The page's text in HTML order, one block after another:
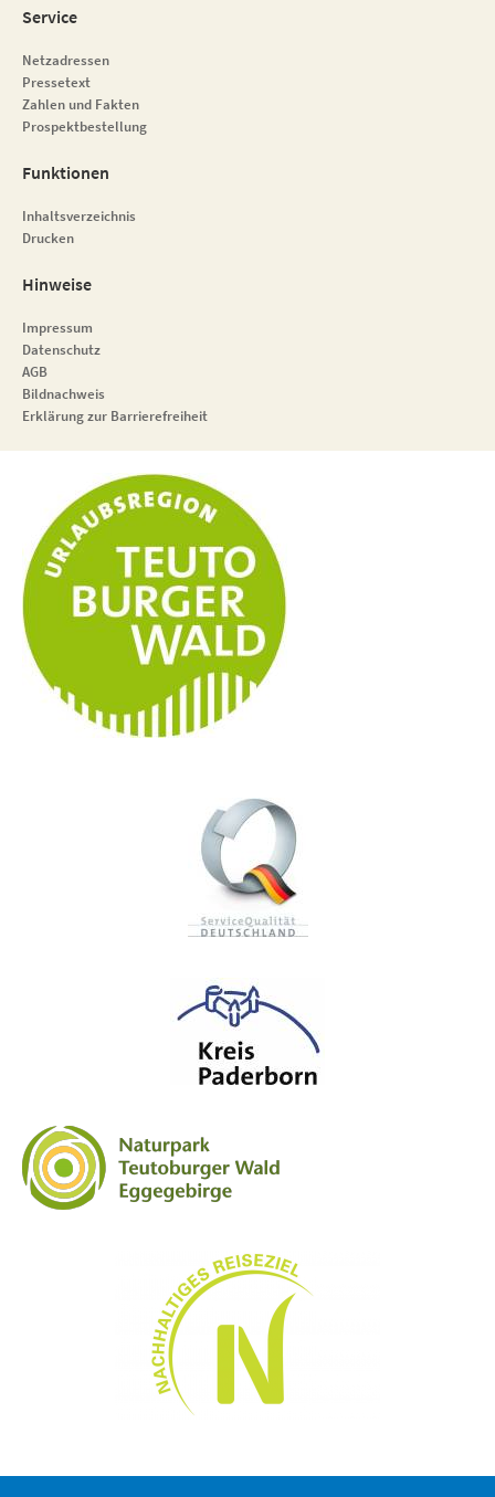
Service
Netzadressen
Pressetext
Zahlen und Fakten
Prospektbestellung
Funktionen
Inhaltsverzeichnis
Drucken
Hinweise
Impressum
Datenschutz
AGB
Bildnachweis
Erklärung zur Barrierefreiheit